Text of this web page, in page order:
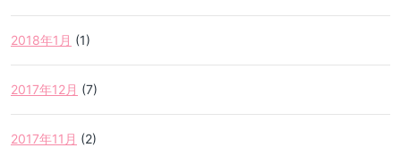
2018年1月 (1)
2017年12月 (7)
2017年11月 (2)